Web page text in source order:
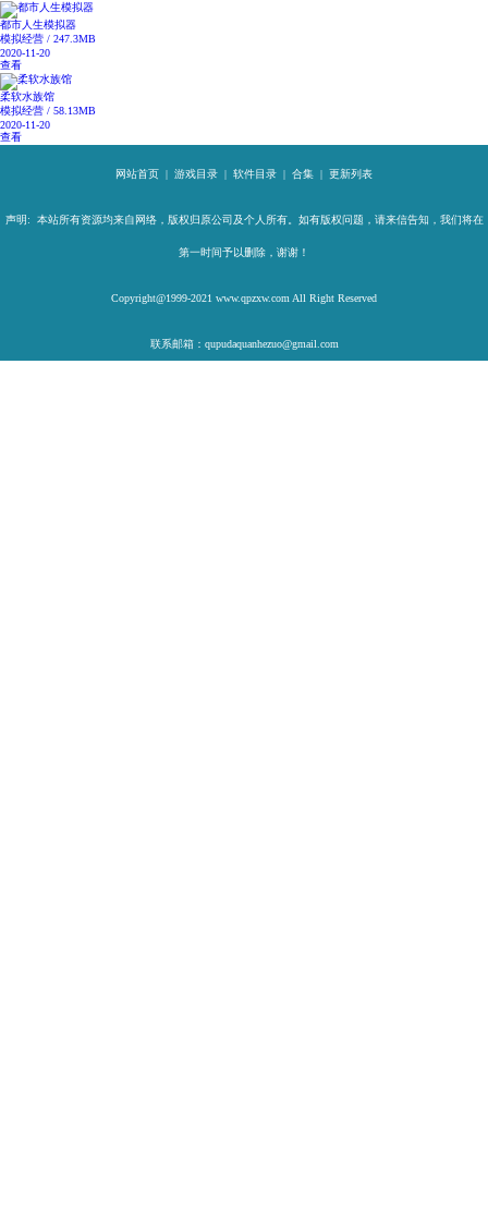
都市人生模拟器
模拟经营 / 247.3MB
2020-11-20
查看
柔软水族馆
模拟经营 / 58.13MB
2020-11-20
查看
网站首页 | 游戏目录 | 软件目录 | 合集 | 更新列表
声明: 本站所有资源均来自网络，版权归原公司及个人所有。如有版权问题，请来信告知，我们将在
第一时间予以删除，谢谢！
Copyright@1999-2021 www.qpzxw.com All Right Reserved
联系邮箱：qupudaquanhezuo@gmail.com